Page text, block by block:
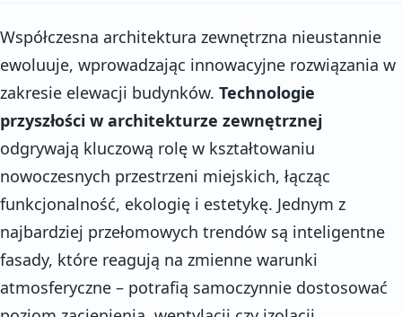
Współczesna architektura zewnętrzna nieustannie
ewoluuje, wprowadzając innowacyjne rozwiązania w
zakresie elewacji budynków. Technologie
przyszłości w architekturze zewnętrznej
odgrywają kluczową rolę w kształtowaniu
nowoczesnych przestrzeni miejskich, łącząc
funkcjonalność, ekologię i estetykę. Jednym z
najbardziej przełomowych trendów są inteligentne
fasady, które reagują na zmienne warunki
atmosferyczne – potrafią samoczynnie dostosować